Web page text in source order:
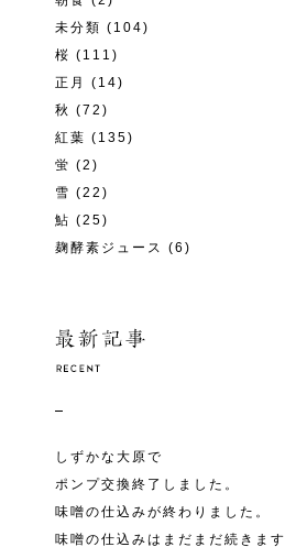
未分類 (104)
桜 (111)
正月
(14)
秋 (72)
紅葉 (135)
蛍 (2)
雪 (22)
鮎 (25)
麹酵素ジュース (6)
しずかな大原で
ポンプ交換終了しました。
味噌の仕込みが終わりました。
味噌の仕込みはまだまだ続きます